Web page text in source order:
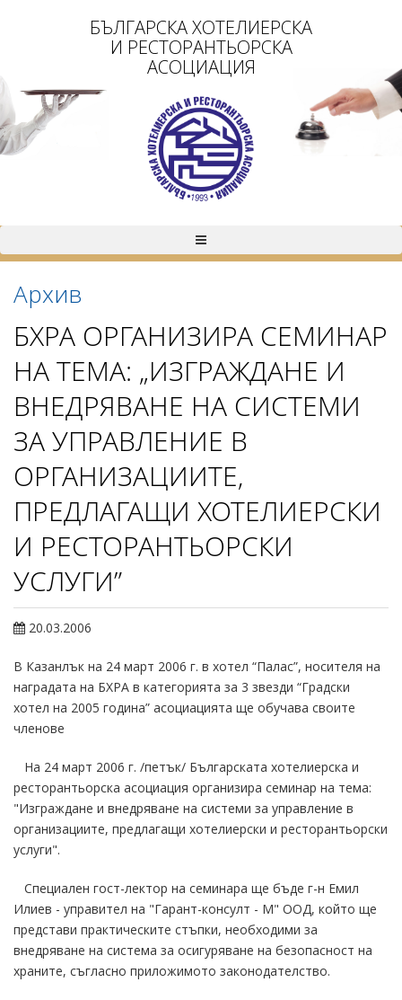
БЪЛГАРСКА ХОТЕЛИЕРСКА
И РЕСТОРАНТЬОРСКА
АСОЦИАЦИЯ
Архив
БХРА ОРГАНИЗИРА СЕМИНАР
НА ТЕМА: „ИЗГРАЖДАНЕ И
ВНЕДРЯВАНЕ НА СИСТЕМИ
ЗА УПРАВЛЕНИЕ В
ОРГАНИЗАЦИИТЕ,
ПРЕДЛАГАЩИ ХОТЕЛИЕРСКИ
И РЕСТОРАНТЬОРСКИ
УСЛУГИ”
20.03.2006
В Казанлък на 24 март 2006 г. в хотел “Палас”, носителя на
наградата на БХРА в категорията за 3 звезди “Градски
хотел на 2005 година” асоциацията ще обучава своите
членове
На 24 март 2006 г. /петък/ Българската хотелиерска и
ресторантьорска асоциация организира семинар на тема:
"Изграждане и внедряване на системи за управление в
организациите, предлагащи хотелиерски и ресторантьорски
услуги".
Специален гост-лектор на семинара ще бъде г-н Емил
Илиев - управител на "Гарант-консулт - М" ООД, който ще
представи практическите стъпки, необходими за
внедряване на система за осигуряване на безопасност на
храните, съгласно приложимото законодателство.